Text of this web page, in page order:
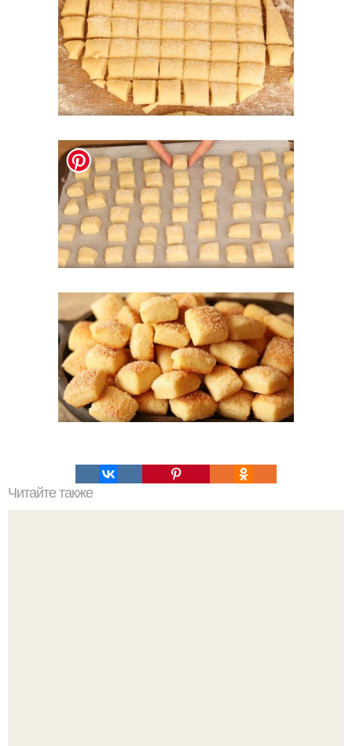
Читайте также